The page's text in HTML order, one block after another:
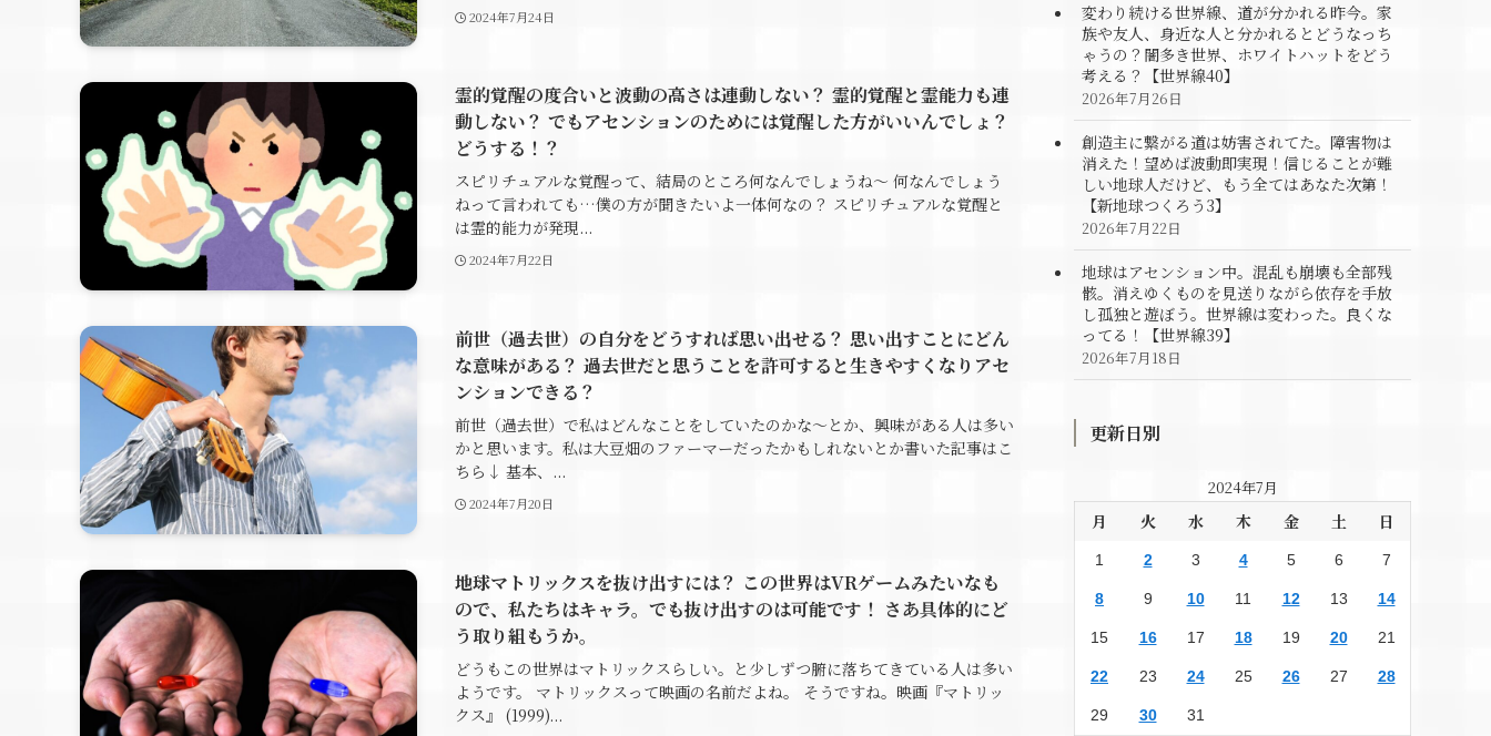
2024年7月24日
霊的覚醒の度合いと波動の高さは連動しない？ 霊的覚醒と霊能力も連
動しない？ でもアセンションのためには覚醒した方がいいんでしょ？
どうする！？
スピリチュアルな覚醒って、結局のところ何なんでしょうね～ 何なんでしょう
ねって言われても…僕の方が聞きたいよ一体何なの？ スピリチュアルな覚醒と
は霊的能力が発現...
2024年7月22日
前世（過去世）の自分をどうすれば思い出せる？ 思い出すことにどん
な意味がある？ 過去世だと思うことを許可すると生きやすくなりアセ
ンションできる？
前世（過去世）で私はどんなことをしていたのかな～とか、興味がある人は多い
かと思います。私は大豆畑のファーマーだったかもしれないとか書いた記事はこ
ちら↓ 基本、...
2024年7月20日
地球マトリックスを抜け出すには？ この世界はVRゲームみたいなも
ので、私たちはキャラ。でも抜け出すのは可能です！ さあ具体的にど
う取り組もうか。
どうもこの世界はマトリックスらしい。と少しずつ腑に落ちてきている人は多い
ようです。 マトリックスって映画の名前だよね。 そうですね。映画『マトリッ
クス』 (1999)...
変わり続ける世界線、道が分かれる昨今。家
族や友人、身近な人と分かれるとどうなっち
ゃうの？闇多き世界、ホワイトハットをどう
考える？【世界線40】
2026年7月26日
創造主に繋がる道は妨害されてた。障害物は
消えた！望めば波動即実現！信じることが難
しい地球人だけど、もう全てはあなた次第！
【新地球つくろう3】
2026年7月22日
地球はアセンション中。混乱も崩壊も全部残
骸。消えゆくものを見送りながら依存を手放
し孤独と遊ぼう。世界線は変わった。良くな
ってる！【世界線39】
2026年7月18日
更新日別
2024年7月
月 火 水 木 金 土 日
1 2 3 4 5 6 7
8 9 10 11 12 13 14
15 16 17 18 19 20 21
22 23 24 25 26 27 28
29 30 31